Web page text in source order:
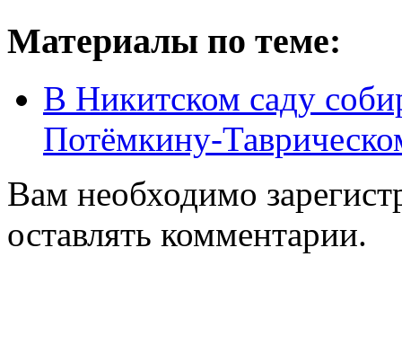
Материалы по теме:
В Никитском саду
Потёмкину-
Вам необходимо
оставлять комментарии.